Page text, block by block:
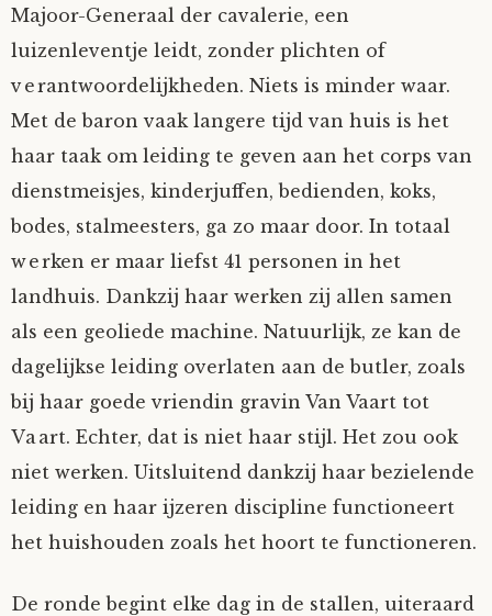
Nieuw op de site
Woordenboek
Alternatieve straffen
Instrumenten
Op ontdekkingsreis
Spelletjes
Hoe geef je?
Hoe krijg je?
Instrumenten
Alle verhalen
Verhalen van De Leeshoek
Algae
Ben Hands-on
Bill-A-Cook
Björn
Diderod
Verhalen van de HD-site
Verhalen van Anne en Bill
Anne
Bill
Interactieve verhalen
Polls
Averechts
Mijn Account
Majoor-Generaal der cavalerie, een
luizenleventje leidt, zonder plichten of
verantwoordelijkheden. Niets is minder waar.
Met de baron vaak langere tijd van huis is het
haar taak om leiding te geven aan het corps van
dienstmeisjes, kinderjuffen, bedienden, koks,
bodes, stalmeesters, ga zo maar door. In totaal
werken er maar liefst 41 personen in het
landhuis. Dankzij haar werken zij allen samen
als een geoliede machine. Natuurlijk, ze kan de
dagelijkse leiding overlaten aan de butler, zoals
bij haar goede vriendin gravin Van Vaart tot
Vaart. Echter, dat is niet haar stijl. Het zou ook
niet werken. Uitsluitend dankzij haar bezielende
leiding en haar ijzeren discipline functioneert
het huishouden zoals het hoort te functioneren.
De ronde begint elke dag in de stallen, uiteraard